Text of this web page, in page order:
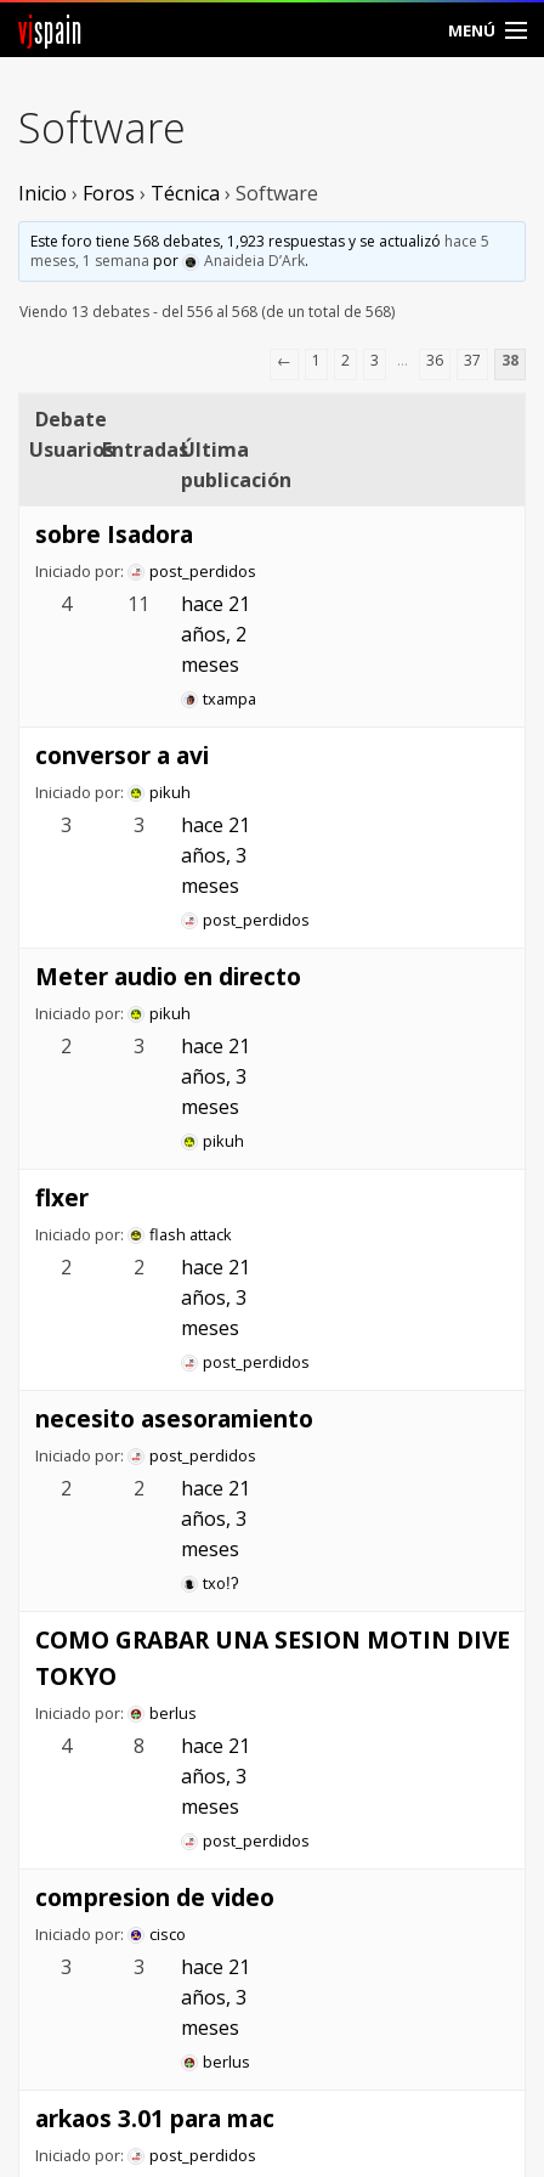
vjspain MENÚ
Foros
Noticias
Vjspain
Ayuda
Entrar
Software
Inicio › Foros › Técnica › Software
Este foro tiene 568 debates, 1,923 respuestas y se actualizó hace 5
meses, 1 semana por Anaideia D’Ark.
Viendo 13 debates - del 556 al 568 (de un total de 568)
← 1 2 3 … 36 37 38
Debate
UsuariosEntradasÚltima
publicación
sobre Isadora
Iniciado por: post_perdidos
4 11
hace 21
años, 2
meses
txampa
conversor a avi
Iniciado por: pikuh
3 3
hace 21
años, 3
meses
post_perdidos
Meter audio en directo
Iniciado por: pikuh
2 3
hace 21
años, 3
meses
pikuh
flxer
Iniciado por: flash attack
2 2
hace 21
años, 3
meses
post_perdidos
necesito asesoramiento
Iniciado por: post_perdidos
2 2
hace 21
años, 3
meses
txoǃʔ
COMO GRABAR UNA SESION MOTIN DIVE
TOKYO
Iniciado por: berlus
4 8
hace 21
años, 3
meses
post_perdidos
compresion de video
Iniciado por: cisco
3 3
hace 21
años, 3
meses
berlus
arkaos 3.01 para mac
Iniciado por: post_perdidos